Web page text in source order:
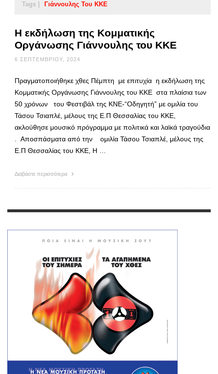
Tags | Γιάννουλης Του ΚΚΕ
Η εκδήλωση της Κομματικής
Οργάνωσης Γιάννουλης του ΚΚΕ
6 ΣΕΠΤΕΜΒΡΊΟΥ, 2024
Πραγματοποιήθηκε χθες Πέμπτη με επιτυχία η εκδήλωση της
Κομματικής Οργάνωσης Γιάννουλης του ΚΚΕ στα πλαίσια των
50 χρόνων του Φεστιβάλ της ΚΝΕ-“Οδηγητή” με ομιλία του
Τάσου Τσιαπλέ, μέλους της Ε.Π Θεσσαλίας του ΚΚΕ,
ακλούθησε μουσικό πρόγραμμα με πολιτικά και λαϊκά τραγούδια
. Αποσπάσματα από την ομιλία Τάσου Τσιαπλέ, μέλους της
Ε.Π Θεσσαλίας του ΚΚΕ, Η …
Διαβάστε περισσότερα